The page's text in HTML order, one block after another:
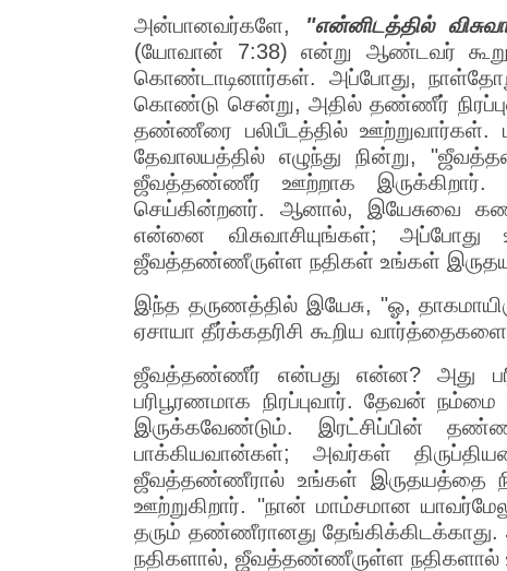
அன்பானவர்களே,
"என்னிடத்தில்
(யோவான் 7:38) என்று ஆண்டவர்
கொண்டாடினார்கள். அப்போது,
கொண்டு சென்று, அதில் தண்ணீர்
தண்ணீரை பலிபீடத்தில் ஊற்றுவார்கள்.
தேவாலயத்தில் எழுந்து நின்று,
ஜீவத்தண்ணீர் ஊற்றாக இருக்கிறார்.
செய்கின்றனர். ஆனால், இயேசுவை
என்னை விசுவாசியுங்கள்;
ஜீவத்தண்ணீருள்ள நதிகள் உங்கள்
இந்த தருணத்தில் இயேசு, "ஓ,
ஏசாயா தீர்க்கதரிசி கூறிய
ஜீவத்தண்ணீர் என்பது என்ன? அது
பரிபூரணமாக நிரப்புவார். தேவன்
இருக்கவேண்டும். இரட்சிப்பின்
பாக்கியவான்கள்; அவர்கள்
ஜீவத்தண்ணீரால் உங்கள் இருதயத்தை
ஊற்றுகிறார். "நான் மாம்சமான
தரும் தண்ணீரானது
நதிகளால், ஜீவத்தண்ணீருள்ள நதிகளால்